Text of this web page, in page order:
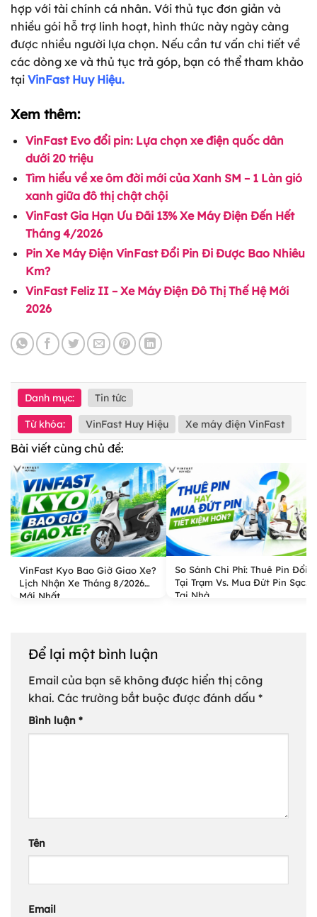
hợp với tài chính cá nhân. Với thủ tục đơn giản và
nhiều gói hỗ trợ linh hoạt, hình thức này ngày càng
được nhiều người lựa chọn. Nếu cần tư vấn chi tiết về
các dòng xe và thủ tục trả góp, bạn có thể tham khảo
tại VinFast Huy Hiệu.
Xem thêm:
VinFast Evo đổi pin: Lựa chọn xe điện quốc dân
dưới 20 triệu
Tìm hiểu về xe ôm đời mới của Xanh SM – 1 Làn gió
xanh giữa đô thị chật chội
VinFast Gia Hạn Ưu Đãi 13% Xe Máy Điện Đến Hết
Tháng 4/2026
Pin Xe Máy Điện VinFast Đổi Pin Đi Được Bao Nhiêu
Km?
VinFast Feliz II – Xe Máy Điện Đô Thị Thế Hệ Mới
2026
Danh mục: Tin tức
Từ khóa: VinFast Huy Hiệu Xe máy điện VinFast
Bài viết cùng chủ đề:
VinFast Kyo Bao Giờ Giao Xe?
Lịch Nhận Xe Tháng 8/2026
Mới Nhất
So Sánh Chi Phí: Thuê Pin Đổi
Tại Trạm Vs. Mua Đứt Pin Sạc
Tại Nhà
Để lại một bình luận
Email của bạn sẽ không được hiển thị công
khai. Các trường bắt buộc được đánh dấu *
Bình luận *
Tên
Email